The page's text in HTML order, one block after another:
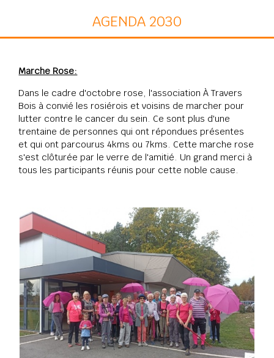
AGENDA 2030
Marche Rose:
Dans le cadre d'octobre rose, l'association À Travers
Bois à convié les rosiérois et voisins de marcher pour
lutter contre le cancer du sein. Ce sont plus d'une
trentaine de personnes qui ont répondues présentes
et qui ont parcourus 4kms ou 7kms. Cette marche rose
s'est clôturée par le verre de l'amitié. Un grand merci à
tous les participants réunis pour cette noble cause.